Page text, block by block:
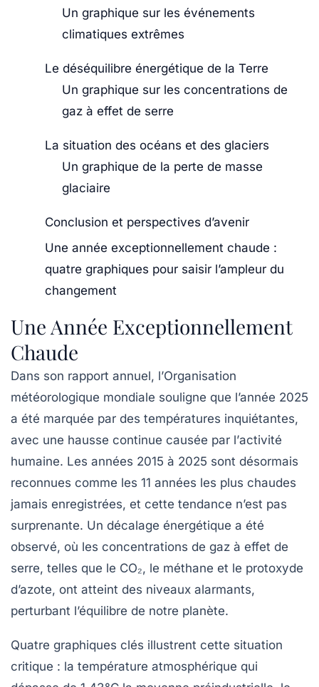
Un graphique sur les événements
climatiques extrêmes
Le déséquilibre énergétique de la Terre
Un graphique sur les concentrations de
gaz à effet de serre
La situation des océans et des glaciers
Un graphique de la perte de masse
glaciaire
Conclusion et perspectives d’avenir
Une année exceptionnellement chaude :
quatre graphiques pour saisir l’ampleur du
changement
Une Année Exceptionnellement
Chaude
Dans son rapport annuel, l’Organisation
météorologique mondiale souligne que l’année 2025
a été marquée par des températures inquiétantes,
avec une hausse continue causée par l’activité
humaine. Les années 2015 à 2025 sont désormais
reconnues comme les 11 années les plus chaudes
jamais enregistrées, et cette tendance n’est pas
surprenante. Un décalage énergétique a été
observé, où les concentrations de gaz à effet de
serre, telles que le CO₂, le méthane et le protoxyde
d’azote, ont atteint des niveaux alarmants,
perturbant l’équilibre de notre planète.
Quatre graphiques clés illustrent cette situation
critique : la température atmosphérique qui